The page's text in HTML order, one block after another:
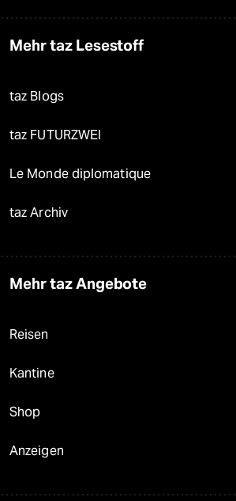
Mehr taz Lesestoff
taz Blogs
taz FUTURZWEI
Le Monde diplomatique
taz Archiv
Mehr taz Angebote
Reisen
Kantine
Shop
Anzeigen